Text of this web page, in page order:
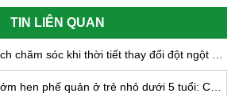
TIN LIÊN QUAN